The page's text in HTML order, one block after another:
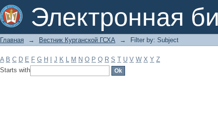
Электронная
Filter by: Subject
Главная → Вестник Курганской ГСХА → Filter by: Subject
A B C D E F G H J K L M N O P Q R S T U V W X Y Z
Starts with